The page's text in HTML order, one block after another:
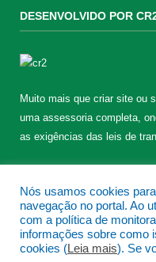
DESENVOLVIDO POR
Muito mais que criar site ou
uma assessoriacompleta,
as exigências das leis de
Todos os direitos
Nós usamos cookies
navegação no portal. Ao
com a política de
informações sobre como
cookies (Leia mais). Se